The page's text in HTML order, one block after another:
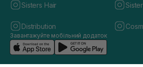
Sisters Hair
Distribution
Завантажуйте мобільний додаток